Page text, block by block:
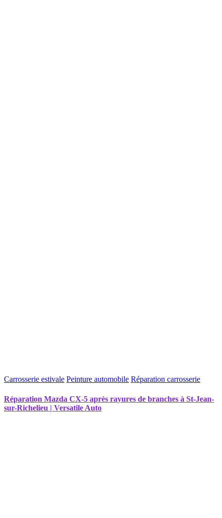
Carrosserie estivale Peinture automobile Réparation carrosserie
Réparation Mazda CX-5 après rayures de branches à St-Jean-
sur-Richelieu | Versatile Auto